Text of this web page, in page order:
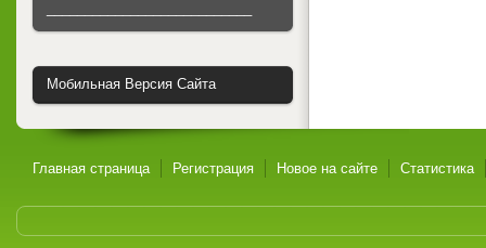
Мобильная Версия Сайта
Главная страница Регистрация Новое на сайте Статистика